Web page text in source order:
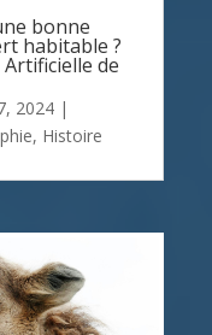
bonne
habitable ?
de
2024 |
, Histoire